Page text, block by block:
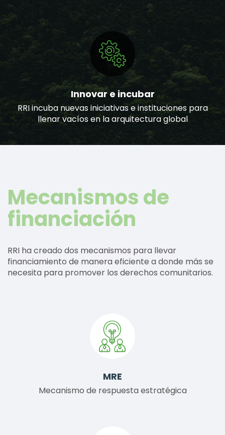
Innovar e incubar
RRI incuba nuevas iniciativas e instituciones para
llenar vacíos en la arquitectura global
Mecanismos de
financiación
RRI ha creado dos mecanismos para llevar
financiamiento de manera eficiente a donde más se
necesita para promover los derechos comunitarios.
MRE
Mecanismo de respuesta estratégica